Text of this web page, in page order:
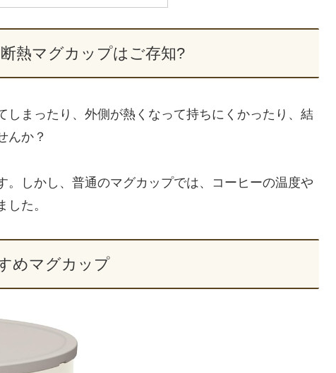
熱マグカップはご存知?
しまったり、外側が熱くなって持ちにくかったり、結
んか？
しかし、普通のマグカップでは、コーヒーの温度や
た。
めマグカップ